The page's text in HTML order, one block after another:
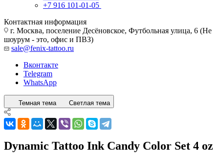
+7 916 101-01-05
Контактная информация
г. Москва, поселение Десёновское, Футбольная улица, 6 (Не
шоурум - это, офис и ПВЗ)
sale@fenix-tattoo.ru
Вконтакте
Telegram
WhatsApp
Темная тема Светлая тема
Dynamic Tattoo Ink Candy Color Set 4 oz